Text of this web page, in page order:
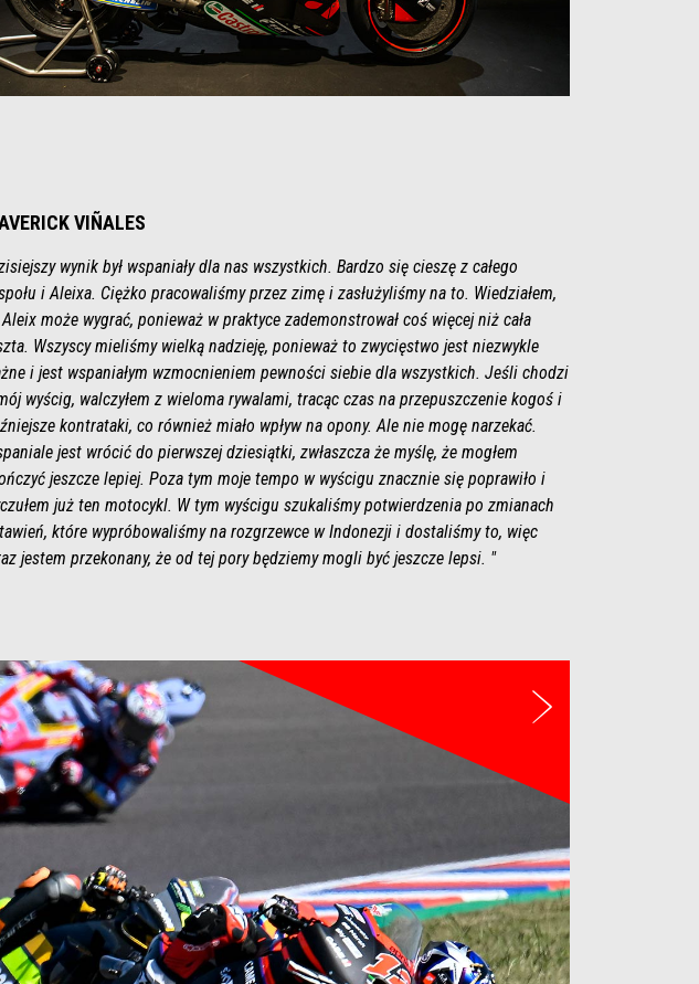
VIÑALES
wynik był wspaniały dla nas wszystkich. Bardzo się cieszę z całego
i Aleixa. Ciężko pracowaliśmy przez zimę i zasłużyliśmy na to. Wiedziałem,
może wygrać, ponieważ w praktyce zademonstrował coś więcej niż cała
Wszyscy mieliśmy wielką nadzieję, ponieważ to zwycięstwo jest niezwykle
i jest wspaniałym wzmocnieniem pewności siebie dla wszystkich. Jeśli chodzi
wyścig, walczyłem z wieloma rywalami, tracąc czas na przepuszczenie kogoś i
kontrataki, co również miało wpływ na opony. Ale nie mogę narzekać.
jest wrócić do pierwszej dziesiątki, zwłaszcza że myślę, że mogłem
jeszcze lepiej. Poza tym moje tempo w wyścigu znacznie się poprawiło i
już ten motocykl. W tym wyścigu szukaliśmy potwierdzenia po zmianach
które wypróbowaliśmy na rozgrzewce w Indonezji i dostaliśmy to, więc
jestem przekonany, że od tej pory będziemy mogli być jeszcze lepsi. "
Następny